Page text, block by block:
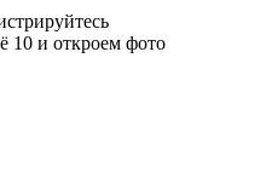
10 и откроем фото